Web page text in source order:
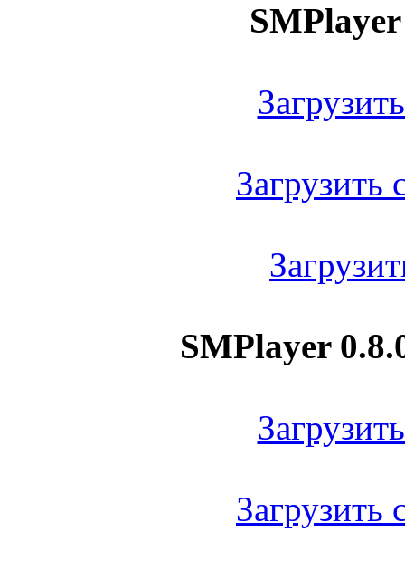
Загрузить
SMPlayer
Загрузить